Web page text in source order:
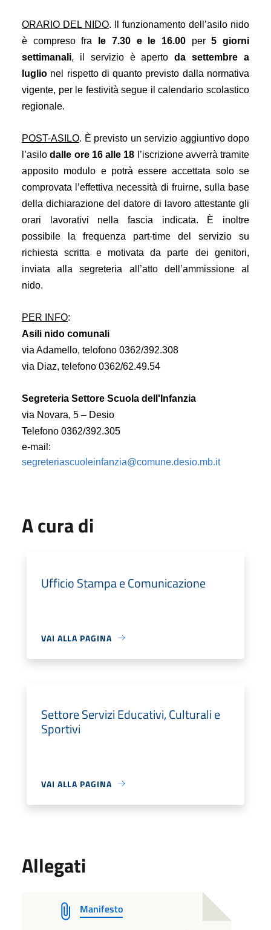
ORARIO DEL NIDO. Il funzionamento dell’asilo nido
è compreso fra
le 7.30 e le 16.00 per 5 giorni
settimanali, il servizio è aperto da settembre a
luglio nel rispetto di quanto previsto dalla normativa
vigente, per le festività segue il calendario scolastico
regionale.
POST-ASILO. È previsto un servizio aggiuntivo dopo
l’asilo dalle ore 16 alle 18 l’iscrizione avverrà tramite
apposito modulo e potrà essere accettata solo se
comprovata l’effettiva necessità di fruirne, sulla base
della dichiarazione del datore di lavoro attestante gli
orari lavorativi nella fascia indicata. È inoltre
possibile la frequenza part-time del servizio su
richiesta scritta e motivata da parte dei genitori,
inviata alla segreteria all’atto dell’ammissione al
nido.
PER INFO:
Asili nido comunali
via Adamello, telofono 0362/392.308
via Diaz, telefono 0362/62.49.54
Segreteria Settore Scuola dell'Infanzia
via Novara, 5 – Desio
Telefono 0362/392.305
segreteriascuoleinfanzia@comune.desio.mb.it
A cura di
Ufficio Stampa e Comunicazione
VAI ALLA PAGINA
Settore Servizi Educativi, Culturali e
Sportivi
VAI ALLA PAGINA
Allegati
Manifesto